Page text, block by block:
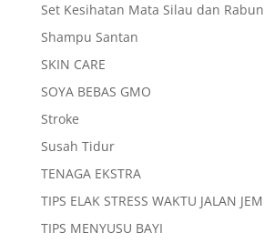
Set Kesihatan Mata Silau dan Rabun
Shampu Santan
SKIN CARE
SOYA BEBAS GMO
Stroke
Susah Tidur
TENAGA EKSTRA
TIPS ELAK STRESS WAKTU JALAN JEM
TIPS MENYUSU BAYI